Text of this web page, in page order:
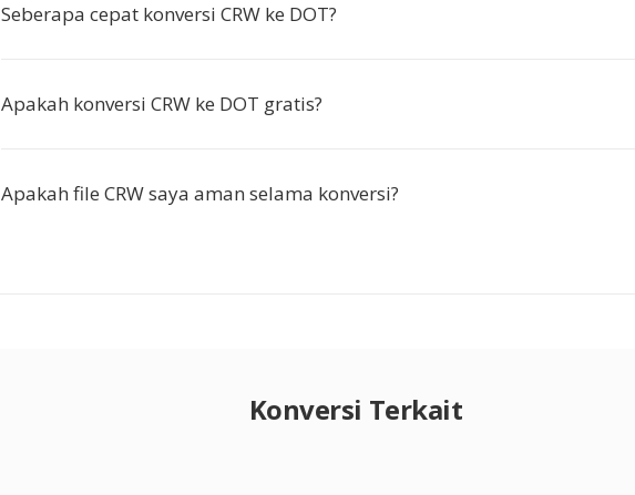
Seberapa cepat konversi CRW ke DOT?
Apakah konversi CRW ke DOT gratis?
Apakah file CRW saya aman selama konversi?
Konversi Terkait